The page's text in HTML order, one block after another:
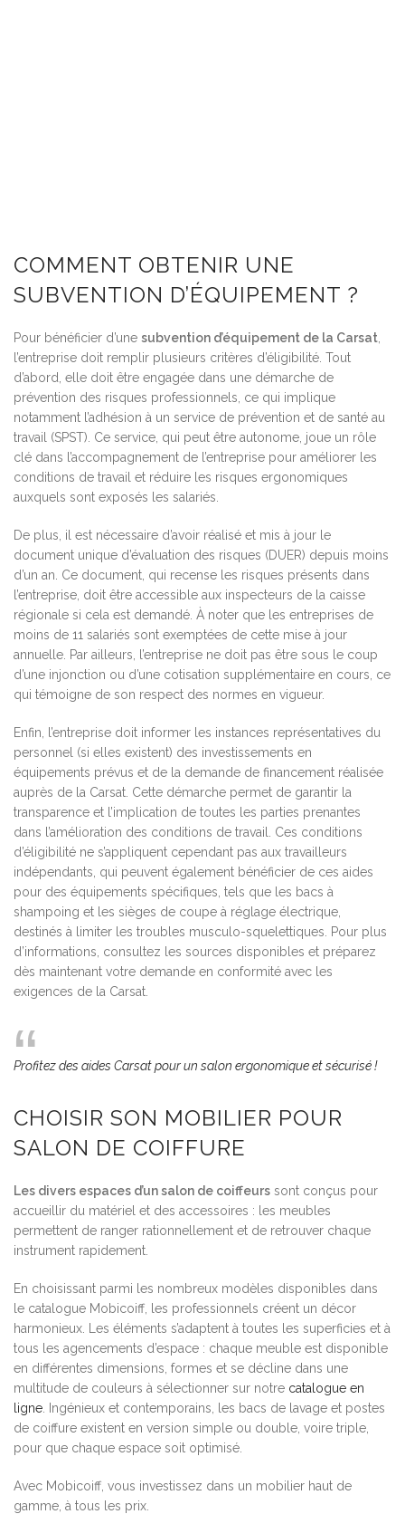
COMMENT OBTENIR UNE
SUBVENTION D’ÉQUIPEMENT ?
Pour bénéficier d’une subvention d’équipement de la Carsat
l’entreprise doit remplir plusieurs critères d’éligibilité. Tout
d’abord, elle doit être engagée dans une démarche de
prévention des risques professionnels, ce qui implique
notamment l’adhésion à un service de prévention et de santé au
travail (SPST). Ce service, qui peut être autonome, joue un rôle
clé dans l’accompagnement de l’entreprise pour améliorer les
conditions de travail et réduire les risques ergonomiques
auxquels sont exposés les salariés.
De plus, il est nécessaire d’avoir réalisé et mis à jour le
document unique d’évaluation des risques (DUER) depuis moins
d’un an. Ce document, qui recense les risques présents dans
l’entreprise, doit être accessible aux inspecteurs de la caisse
régionale si cela est demandé. À noter que les entreprises de
moins de 11 salariés sont exemptées de cette mise à jour
annuelle. Par ailleurs, l’entreprise ne doit pas être sous le coup
d’une injonction ou d’une cotisation supplémentaire en cours, ce
qui témoigne de son respect des normes en vigueur.
Enfin, l’entreprise doit informer les instances représentatives du
personnel (si elles existent) des investissements en
équipements prévus et de la demande de financement réalisée
auprès de la Carsat. Cette démarche permet de garantir la
transparence et l’implication de toutes les parties prenantes
dans l’amélioration des conditions de travail. Ces conditions
d’éligibilité ne s’appliquent cependant pas aux travailleurs
indépendants, qui peuvent également bénéficier de ces aides
pour des équipements spécifiques, tels que les bacs à
shampoing et les sièges de coupe à réglage électrique,
destinés à limiter les troubles musculo-squelettiques. Pour plus
d’informations, consultez les sources disponibles et préparez
dès maintenant votre demande en conformité avec les
exigences de la Carsat.
Profitez des aides Carsat pour un salon ergonomique et sécurisé !
CHOISIR SON MOBILIER POUR
SALON DE COIFFURE
Les divers espaces d’un salon de coiffeurs sont conçus pour
accueillir du matériel et des accessoires : les meubles
permettent de ranger rationnellement et de retrouver chaque
instrument rapidement.
En choisissant parmi les nombreux modèles disponibles dans
le catalogue Mobicoiff, les professionnels créent un décor
harmonieux. Les éléments s’adaptent à toutes les superficies et à
tous les agencements d’espace : chaque meuble est disponible
en différentes dimensions, formes et se décline dans une
multitude de couleurs à sélectionner sur notre catalogue en
ligne . Ingénieux et contemporains, les bacs de lavage et postes
de coiffure existent en version simple ou double, voire triple,
pour que chaque espace soit optimisé.
Avec Mobicoiff, vous investissez dans un mobilier haut de
gamme, à tous les prix.